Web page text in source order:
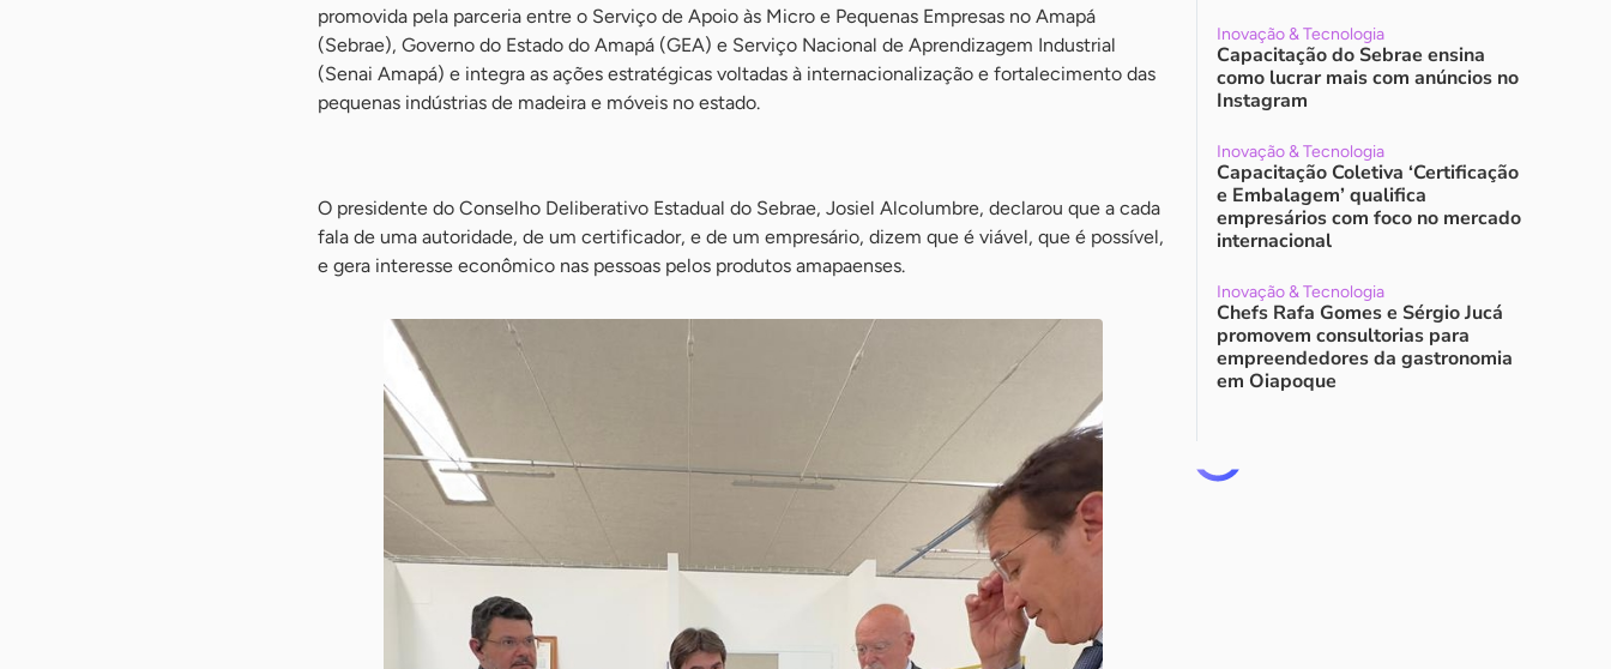
promovida pela parceria entre o Serviço de Apoio às Micro e Pequenas Empresas no Amapá
(Sebrae), Governo do Estado do Amapá (GEA) e Serviço Nacional de Aprendizagem Industrial
(Senai Amapá) e integra as ações estratégicas voltadas à internacionalização e fortalecimento das
pequenas indústrias de madeira e móveis no estado.
O presidente do Conselho Deliberativo Estadual do Sebrae, Josiel Alcolumbre, declarou que a cada
fala de uma autoridade, de um certificador, e de um empresário, dizem que é viável, que é possível,
e gera interesse econômico nas pessoas pelos produtos amapaenses.
Inovação & Tecnologia
Capacitação do Sebrae ensina
como lucrar mais com anúncios no
Instagram
Inovação & Tecnologia
Capacitação Coletiva ‘Certificação
e Embalagem’ qualifica
empresários com foco no mercado
internacional
Inovação & Tecnologia
Chefs Rafa Gomes e Sérgio Jucá
promovem consultorias para
empreendedores da gastronomia
em Oiapoque